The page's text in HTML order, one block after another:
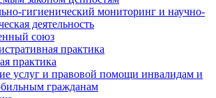
гигиенический мониторинг и научно-
деятельность
союз
практика
практика
услуг и правовой помощи инвалидам и
гражданам